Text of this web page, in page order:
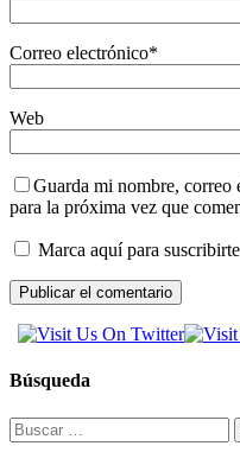
Correo electrónico*
Web
Guarda mi nombre, correo
para la próxima vez que
Marca aquí para
Búsqueda
Buscar: